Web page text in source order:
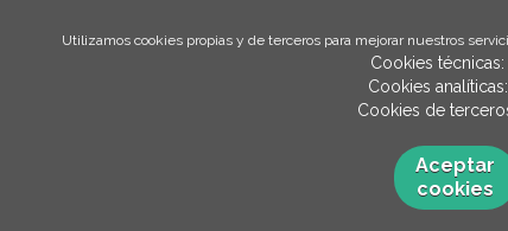
Utilizamos cookies propias y de terceros para mejorar nuestros
Cookies técnicas:
Cookies analíticas:
Cookies de
Aceptar
cookies